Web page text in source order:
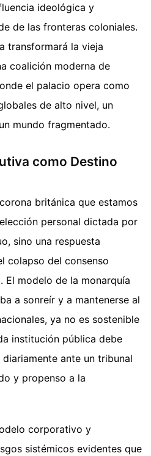
ideológica y
de las fronteras coloniales.
transformará la vieja
coalición moderna de
el palacio opera como
de alto nivel, un
mundo fragmentado.
como Destino
británica que estamos
personal dictada por
sino una respuesta
colapso del consenso
modelo de la monarquía
a sonreír y a mantenerse al
ya no es sostenible
institución pública debe
ante un tribunal
y propenso a la
corporativo y
sistémicos evidentes que